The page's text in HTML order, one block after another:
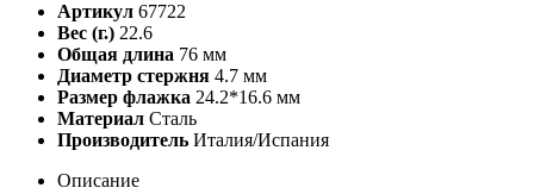
Артикул 67722
Вес (г.) 22.6
Общая длина 76 мм
Диаметр стержня 4.7 мм
Размер флажка 24.2*16.6 мм
Материал Сталь
Производитель Италия/Испания
Описание